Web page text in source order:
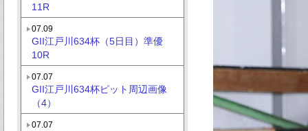
11R
07.09
GII江戸川634杯（5日目）準優
10R
07.07
GII江戸川634杯ピット周辺画像
（4）
07.07